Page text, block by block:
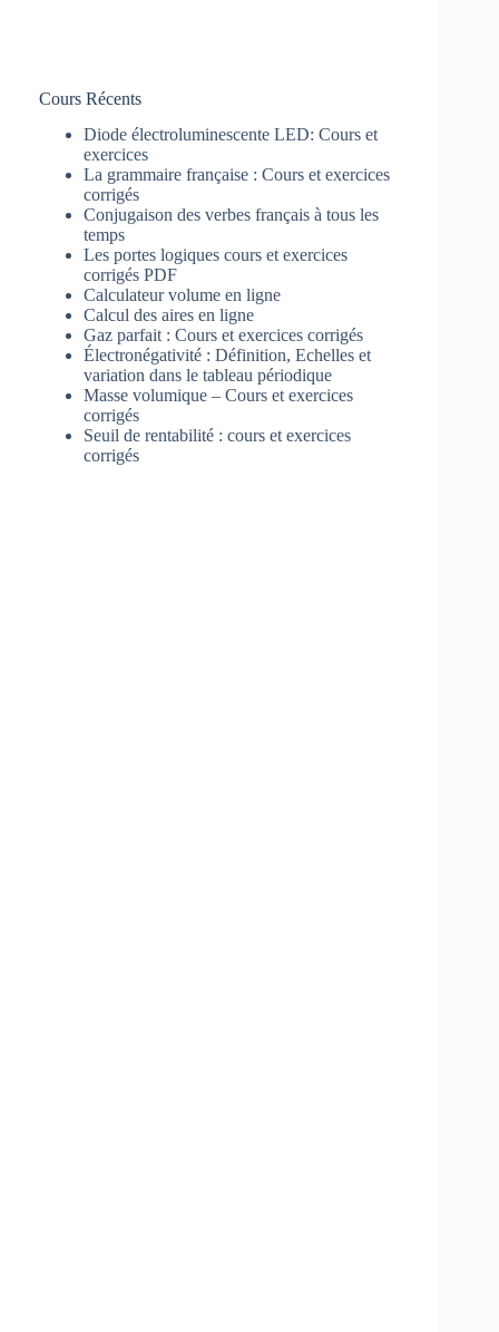
Cours Récents
Diode électroluminescente LED: Cours et
exercices
La grammaire française : Cours et exercices
corrigés
Conjugaison des verbes français à tous les
temps
Les portes logiques cours et exercices
corrigés PDF
Calculateur volume en ligne
Calcul des aires en ligne
Gaz parfait : Cours et exercices corrigés
Électronégativité : Définition, Echelles et
variation dans le tableau périodique
Masse volumique – Cours et exercices
corrigés
Seuil de rentabilité : cours et exercices
corrigés